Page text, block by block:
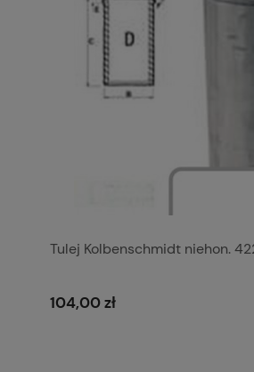
Tulej Kolbenschmidt niehon.
104,00 zł